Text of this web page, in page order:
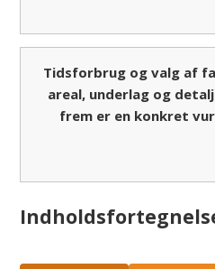
Tidsforbrug og valg af
areal, underlag og
frem er en konkret